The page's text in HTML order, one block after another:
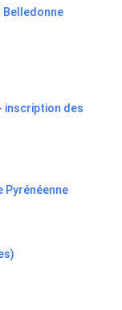
Belledonne
inscription des
Pyrénéenne